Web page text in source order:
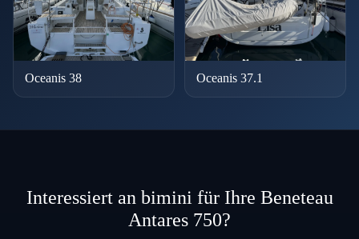
Oceanis 38 Oceanis 37.1
Interessiert an bimini für Ihre Beneteau
Antares 750?